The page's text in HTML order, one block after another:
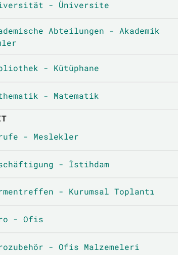
- Üniversite
Abteilungen - Akademik
- Kütüphane
- Matematik
- Meslekler
- İstihdam
- Kurumsal Toplantı
- Ofis
- Ofis Malzemeleri